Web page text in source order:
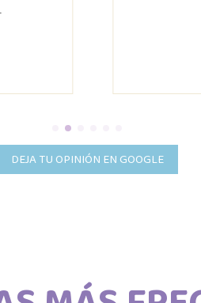
DEJA TU OPINIÓN EN GOOGLE